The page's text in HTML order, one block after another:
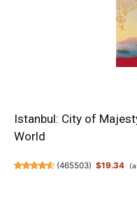
Istanbul: City of
World
(465503) $19.34